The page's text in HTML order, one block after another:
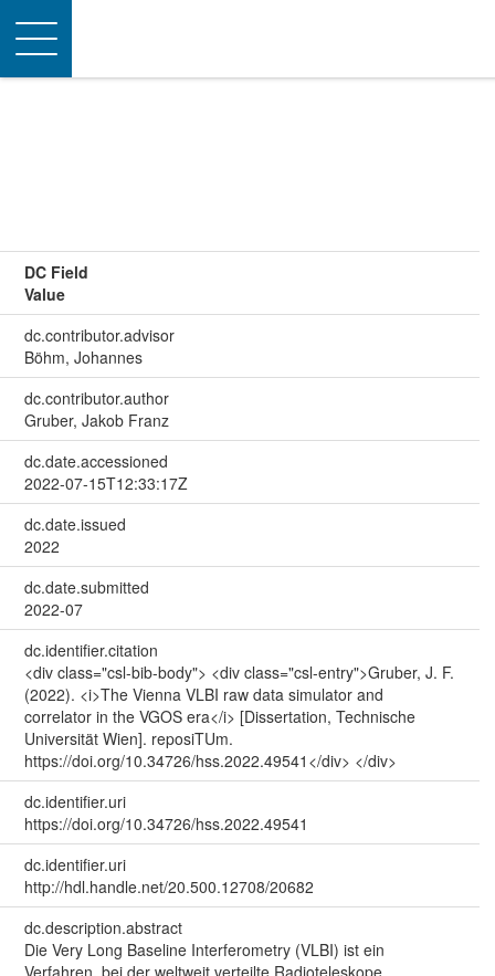
Toggle
navigation
DC Field
Value
dc.contributor.advisor
Böhm, Johannes
dc.contributor.author
Gruber, Jakob Franz
dc.date.accessioned
2022-07-15T12:33:17Z
dc.date.issued
2022
dc.date.submitted
2022-07
dc.identifier.citation
<div class="csl-bib-body"> <div class="csl-entry">Gruber, J. F.
(2022). <i>The Vienna VLBI raw data simulator and
correlator in the VGOS era</i> [Dissertation, Technische
Universität Wien]. reposiTUm.
https://doi.org/10.34726/hss.2022.49541</div> </div>
dc.identifier.uri
https://doi.org/10.34726/hss.2022.49541
dc.identifier.uri
http://hdl.handle.net/20.500.12708/20682
dc.description.abstract
Die Very Long Baseline Interferometry (VLBI) ist ein
Verfahren, bei der weltweit verteilte Radioteleskope